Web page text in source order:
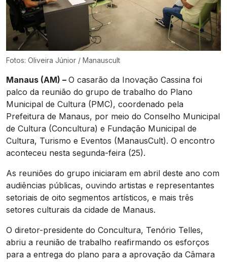
Fotos: Oliveira Júnior / Manauscult
Manaus (AM) – O casarão da Inovação Cassina foi
palco da reunião do grupo de trabalho do Plano
Municipal de Cultura (PMC), coordenado pela
Prefeitura de Manaus, por meio do Conselho Municipal
de Cultura (Concultura) e Fundação Municipal de
Cultura, Turismo e Eventos (ManausCult). O encontro
aconteceu nesta segunda-feira (25).
As reuniões do grupo iniciaram em abril deste ano com
audiências públicas, ouvindo artistas e representantes
setoriais de oito segmentos artísticos, e mais três
setores culturais da cidade de Manaus.
O diretor-presidente do Concultura, Tenório Telles,
abriu a reunião de trabalho reafirmando os esforços
para a entrega do plano para a aprovação da Câmara